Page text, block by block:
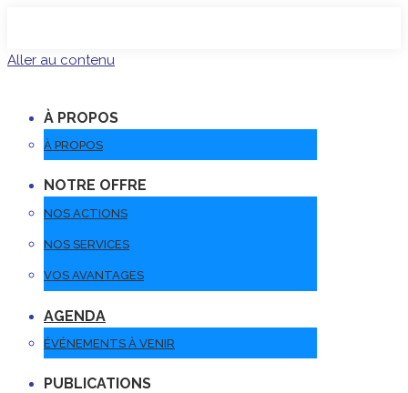
Aller au contenu
À PROPOS
À PROPOS
NOTRE OFFRE
NOS ACTIONS
NOS SERVICES
VOS AVANTAGES
AGENDA
ÉVÉNEMENTS À VENIR
PUBLICATIONS